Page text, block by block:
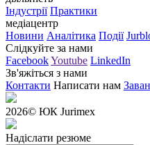
Індустрії Практики
медіацентр
Новини Аналітика Події
Слідкуйте за нами
FacebookYoutube LinkedIn
Зв'яжіться з нами
Контакти Написати нам
2026© ЮК Jurimex
Надіслати резюме